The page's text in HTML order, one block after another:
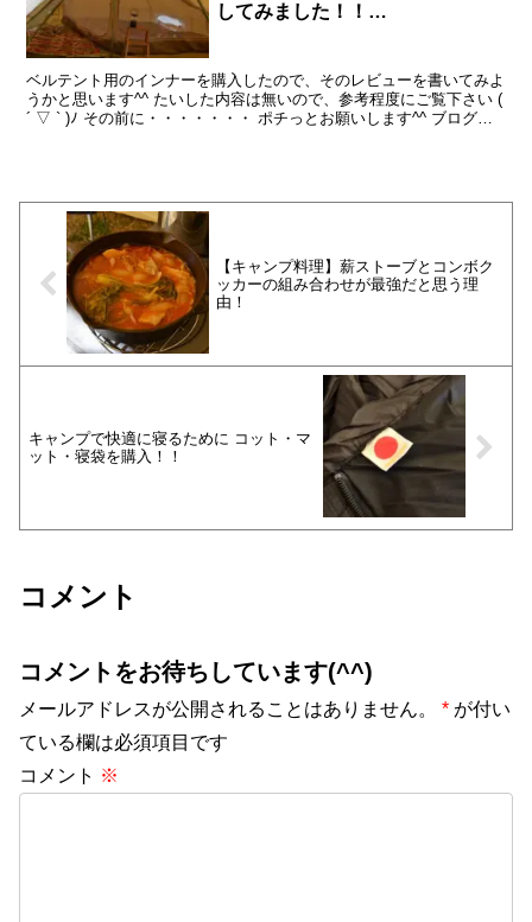
してみました！！
ベルテント用のインナーを購入したので、そのレビューを書いてみよ
うかと思います^^ たいした内容は無いので、参考程度にご覧下さい (
´ ▽ ` )ﾉ その前に・・・・・・・ ポチっとお願いします^^ ブログラ
【キャンプ料理】薪ストーブとコンボク
ッカーの組み合わせが最強だと思う理
由！
キャンプで快適に寝るために コット・マ
ット・寝袋を購入！！
コメント
コメントをお待ちしています(^^)
メールアドレスが公開されることはありません。 * が付い
ている欄は必須項目です
コメント ※